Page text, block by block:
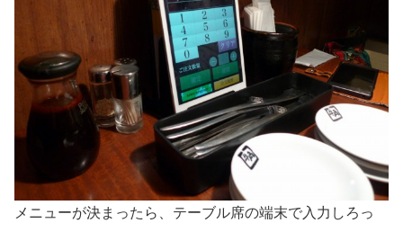
メニューが決まったら、テーブル席の端末で入力しろっ